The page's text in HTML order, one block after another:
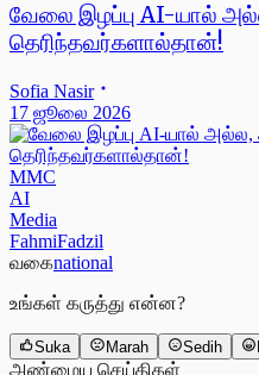
வேலை இழப்பு AI-யால்
தெரிந்தவர்களால்தான்!
Sofia Nasir
17 ஜூலை 2026
MMC
AI
Media
FahmiFadzil
வகைnational
உங்கள் கருத்து என்ன?
Suka Marah Sedih
அண்மைய செய்திகள்